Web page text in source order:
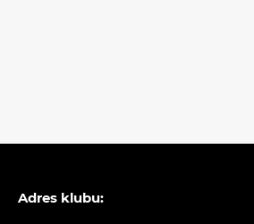
Adres klubu: